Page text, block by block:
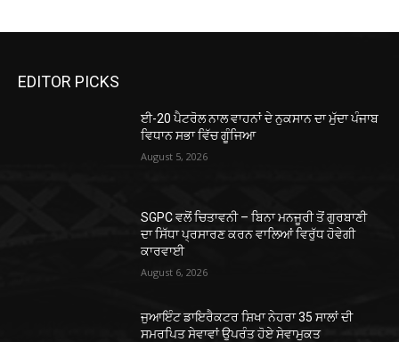
EDITOR PICKS
ਈ-20 ਪੈਟਰੋਲ ਨਾਲ ਵਾਹਨਾਂ ਦੇ ਨੁਕਸਾਨ ਦਾ ਮੁੱਦਾ ਪੰਜਾਬ
ਵਿਧਾਨ ਸਭਾ ਵਿੱਚ ਗੂੰਜਿਆ
August 5, 2026
SGPC ਵਲੋਂ ਚਿਤਾਵਨੀ – ਬਿਨਾ ਮਨਜੂਰੀ ਤੋਂ ਗੁਰਬਾਣੀ
ਦਾ ਸਿੱਧਾ ਪ੍ਰਸਾਰਣ ਕਰਨ ਵਾਲਿਆਂ ਵਿਰੁੱਧ ਹੋਵੇਗੀ
ਕਾਰਵਾਈ
August 6, 2026
ਜੁਆਇੰਟ ਡਾਇਰੈਕਟਰ ਸ਼ਿਖਾ ਨੇਹਰਾ 35 ਸਾਲਾਂ ਦੀ
ਸਮਰਪਿਤ ਸੇਵਾਵਾਂ ਉਪਰੰਤ ਹੋਏ ਸੇਵਾਮੁਕਤ